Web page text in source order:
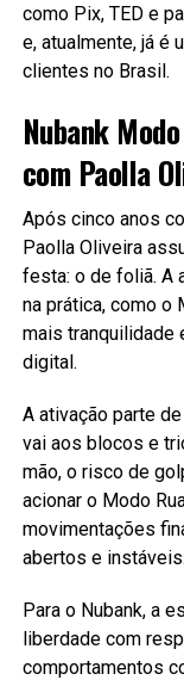
como Pix, TED e
e, atualmente, já é
clientes no Brasil.
Nubank
com Paolla
Após cinco anos
Paolla Oliveira
festa: o de foliã. A
na prática, como o
mais tranquilidade
digital.
A ativação parte
vai aos blocos e
mão, o risco de
acionar o Modo
movimentações
abertos e instáveis.
Para o Nubank, a
liberdade com
comportamentos